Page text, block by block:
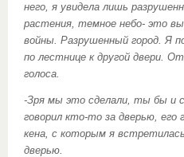
него, я увидела лишь
растения, темное небо- это
войны. Разрушенный город. Я
по лестнице к другой двери.
голоса.
-Зря мы это сделали, ты бы и
говорил кто-то за дверью, его
кена, с которым я
дверью.